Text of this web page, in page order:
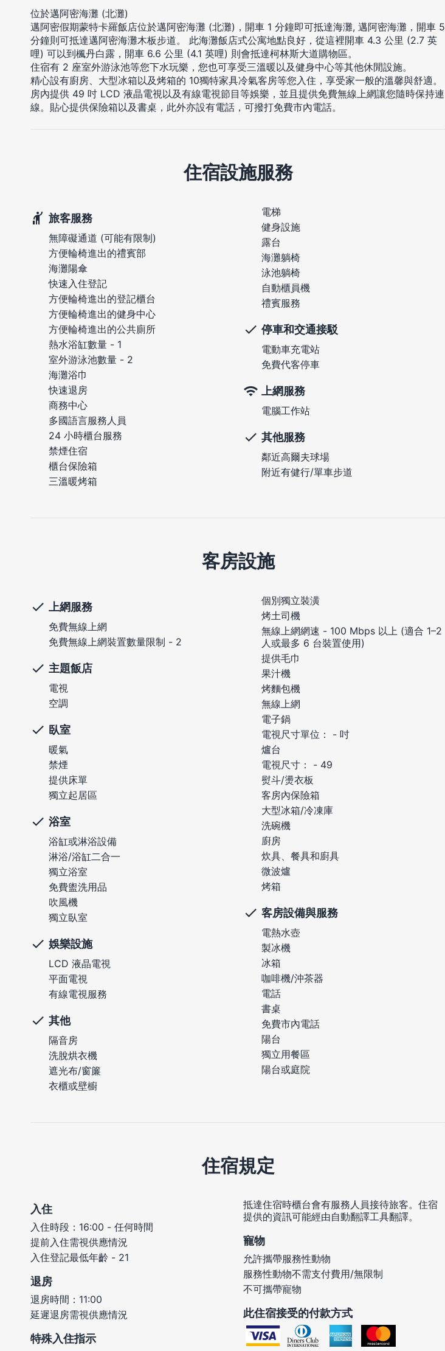
位於邁阿密海灘 (北灘)
邁阿密假期蒙特卡羅飯店位於邁阿密海灘 (北灘)，開車 1 分鐘即可抵達海灘, 邁阿密海灘，開車 5
分鐘則可抵達邁阿密海灘木板步道。 此海灘飯店式公寓地點良好，從這裡開車 4.3 公里 (2.7 英
哩) 可以到楓丹白露，開車 6.6 公里 (4.1 英哩) 則會抵達柯林斯大道購物區。
住宿有 2 座室外游泳池等您下水玩樂，您也可享受三溫暖以及健身中心等其他休閒設施。
精心設有廚房、大型冰箱以及烤箱的 10獨特家具冷氣客房等您入住，享受家一般的溫馨與舒適。
房內提供 49 吋 LCD 液晶電視以及有線電視節目等娛樂，並且提供免費無線上網讓您隨時保持連
線。貼心提供保險箱以及書桌，此外亦設有電話，可撥打免費市內電話。
住宿設施服務
旅客服務
無障礙通道 (可能有限制)
方便輪椅進出的禮賓部
海灘陽傘
快速入住登記
方便輪椅進出的登記櫃台
方便輪椅進出的健身中心
方便輪椅進出的公共廁所
熱水浴缸數量 - 1
室外游泳池數量 - 2
海灘浴巾
快速退房
商務中心
多國語言服務人員
24 小時櫃台服務
禁煙住宿
櫃台保險箱
三溫暖烤箱
電梯
健身設施
露台
海灘躺椅
泳池躺椅
自動櫃員機
禮賓服務
停車和交通接駁
電動車充電站
免費代客停車
上網服務
電腦工作站
其他服務
鄰近高爾夫球場
附近有健行/單車步道
客房設施
上網服務
免費無線上網
免費無線上網裝置數量限制 - 2
主題飯店
電視
空調
臥室
暖氣
禁煙
提供床單
獨立起居區
浴室
浴缸或淋浴設備
淋浴/浴缸二合一
獨立浴室
免費盥洗用品
吹風機
獨立臥室
娛樂設施
LCD 液晶電視
平面電視
有線電視服務
其他
隔音房
洗脫烘衣機
遮光布/窗簾
衣櫃或壁櫥
個別獨立裝潢
烤土司機
無線上網網速 - 100 Mbps 以上 (適合 1–2
人或最多 6 台裝置使用)
提供毛巾
果汁機
烤麵包機
無線上網
電子鍋
電視尺寸單位： - 吋
爐台
電視尺寸： - 49
熨斗/燙衣板
客房內保險箱
大型冰箱/冷凍庫
洗碗機
廚房
炊具、餐具和廚具
微波爐
烤箱
客房設備與服務
電熱水壺
製冰機
冰箱
咖啡機/沖茶器
電話
書桌
免費市內電話
陽台
獨立用餐區
陽台或庭院
住宿規定
入住
入住時段：16:00 - 任何時間
提前入住需視供應情況
入住登記最低年齡 - 21
退房
退房時間：11:00
延遲退房需視供應情況
特殊入住指示
抵達住宿時櫃台會有服務人員接待旅客。住宿
提供的資訊可能經由自動翻譯工具翻譯。
寵物
允許攜帶服務性動物
服務性動物不需支付費用/無限制
不可攜帶寵物
此住宿接受的付款方式